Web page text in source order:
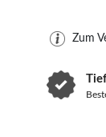
Zum